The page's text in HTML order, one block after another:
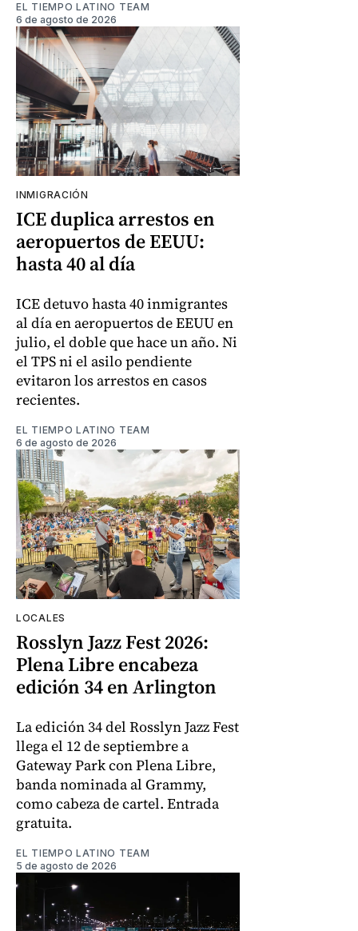
EL TIEMPO LATINO TEAM
6 de agosto de 2026
INMIGRACIÓN
ICE duplica arrestos en
aeropuertos de EEUU:
hasta 40 al día
ICE detuvo hasta 40 inmigrantes
al día en aeropuertos de EEUU en
julio, el doble que hace un año. Ni
el TPS ni el asilo pendiente
evitaron los arrestos en casos
recientes.
EL TIEMPO LATINO TEAM
6 de agosto de 2026
LOCALES
Rosslyn Jazz Fest 2026:
Plena Libre encabeza
edición 34 en Arlington
La edición 34 del Rosslyn Jazz Fest
llega el 12 de septiembre a
Gateway Park con Plena Libre,
banda nominada al Grammy,
como cabeza de cartel. Entrada
gratuita.
EL TIEMPO LATINO TEAM
5 de agosto de 2026